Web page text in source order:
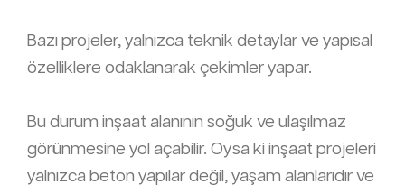
Bazı projeler, yalnızca teknik detaylar ve yapısal
özelliklere odaklanarak çekimler yapar.
Bu durum inşaat alanının soğuk ve ulaşılmaz
görünmesine yol açabilir. Oysa ki inşaat projeleri
yalnızca beton yapılar değil, yaşam alanlarıdır ve